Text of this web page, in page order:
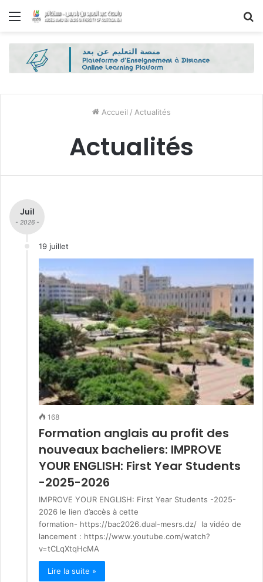
Menu
Accueil / Actualités
Actualités
Juil
- 2026 -
19 juillet
168
Formation anglais au profit des
nouveaux bacheliers: IMPROVE
YOUR ENGLISH: First Year Students
-2025-2026
IMPROVE YOUR ENGLISH: First Year Students -2025-
2026 le lien d’accès à cette
formation- https://bac2026.dual-mesrs.dz/ la vidéo de
lancement : https://www.youtube.com/watch?
v=tCLqXtqHcMA
Lire la suite »